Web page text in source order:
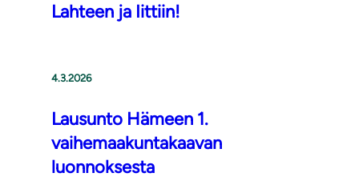
Lahteen ja Iittiin!
4.3.2026
Lausunto Hämeen 1.
vaihemaakuntakaavan
luonnoksesta